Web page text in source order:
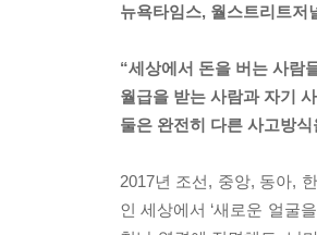
뉴욕타임스, 월스트리트저
“세상에서 돈을 버는 사람
월급을 받는 사람과 자기
둘은 완전히 다른 사고방
2017년 조선, 중앙, 동아,
인 세상에서 ‘새로운 얼굴